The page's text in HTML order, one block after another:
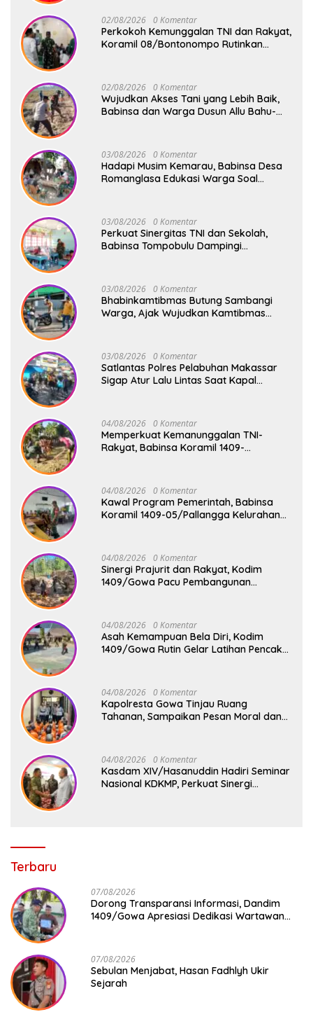
02/08/2026 0 Komentar
Perkokoh Kemunggalan TNI dan Rakyat,
Koramil 08/Bontonompo Rutinkan
02/08/2026 0 Komentar
Wujudkan Akses Tani yang Lebih Baik,
Babinsa dan Warga Dusun Allu Bahu-
03/08/2026 0 Komentar
Hadapi Musim Kemarau, Babinsa Desa
Romanglasa Edukasi Warga Soal
03/08/2026 0 Komentar
Perkuat Sinergitas TNI dan Sekolah,
Babinsa Tompobulu Dampingi
03/08/2026 0 Komentar
Bhabinkamtibmas Butung Sambangi
Warga, Ajak Wujudkan Kamtibmas
03/08/2026 0 Komentar
Satlantas Polres Pelabuhan Makassar
Sigap Atur Lalu Lintas Saat Kapal
04/08/2026 0 Komentar
Memperkuat Kemanunggalan TNI-
Rakyat, Babinsa Koramil 1409-
04/08/2026 0 Komentar
Kawal Program Pemerintah, Babinsa
Koramil 1409-05/Pallangga Kelurahan
04/08/2026 0 Komentar
Sinergi Prajurit dan Rakyat, Kodim
1409/Gowa Pacu Pembangunan
04/08/2026 0 Komentar
Asah Kemampuan Bela Diri, Kodim
1409/Gowa Rutin Gelar Latihan Pencak
04/08/2026 0 Komentar
Kapolresta Gowa Tinjau Ruang
Tahanan, Sampaikan Pesan Moral dan
04/08/2026 0 Komentar
Kasdam XIV/Hasanuddin Hadiri Seminar
Nasional KDKMP, Perkuat Sinergi
Terbaru
07/08/2026
Dorong Transparansi Informasi, Dandim
1409/Gowa Apresiasi Dedikasi Wartawan
07/08/2026
Sebulan Menjabat, Hasan Fadhlyh Ukir
Sejarah